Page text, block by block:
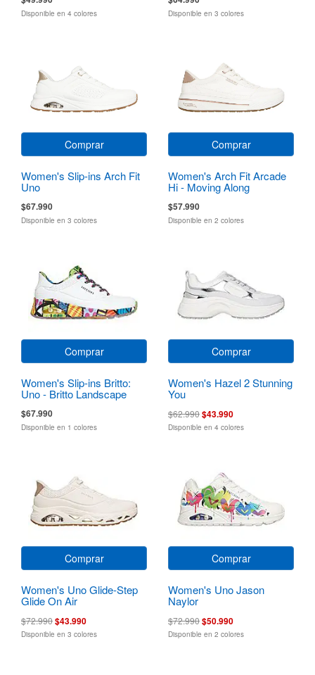
Disponible en 4 colores Disponible en 3 colores
Comprar
Women's Slip-ins Arch Fit
Uno
$67.990
Disponible en 3 colores
Comprar
Women's Arch Fit Arcade
Hi - Moving Along
$57.990
Disponible en 2 colores
Comprar
Women's Slip-ins Britto:
Uno - Britto Landscape
$67.990
Disponible en 1 colores
Comprar
Women's Hazel 2 Stunning
You
$62.990$43.990
Disponible en 4 colores
Comprar
Women's Uno Glide-Step
Glide On Air
$72.990$43.990
Disponible en 3 colores
Comprar
Women's Uno Jason
Naylor
$72.990$50.990
Disponible en 2 colores